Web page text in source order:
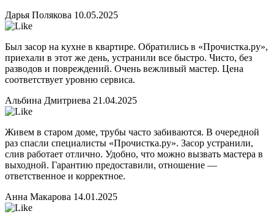
Дарья Полякова 10.05.2025
Был засор на кухне в квартире. Обратились в «Прочистка.ру»,
приехали в этот же день, устранили все быстро. Чисто, без
разводов и повреждений. Очень вежливый мастер. Цена
соответствует уровню сервиса.
Альбина Дмитриева 21.04.2025
Живем в старом доме, трубы часто забиваются. В очередной
раз спасли специалисты «Прочистка.ру». Засор устранили,
слив работает отлично. Удобно, что можно вызвать мастера в
выходной. Гарантию предоставили, отношение —
ответственное и корректное.
Анна Макарова 14.01.2025